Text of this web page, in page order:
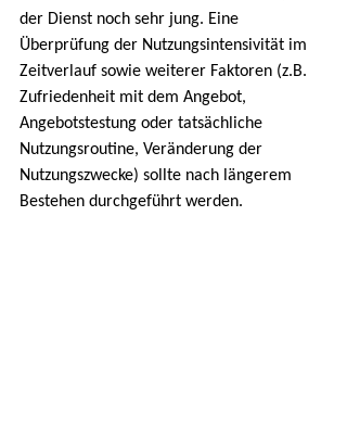
der Dienst noch sehr jung. Eine
Überprüfung der Nutzungsintensivität im
Zeitverlauf sowie weiterer Faktoren (z.B.
Zufriedenheit mit dem Angebot,
Angebotstestung oder tatsächliche
Nutzungsroutine, Veränderung der
Nutzungszwecke) sollte nach längerem
Bestehen durchgeführt werden.